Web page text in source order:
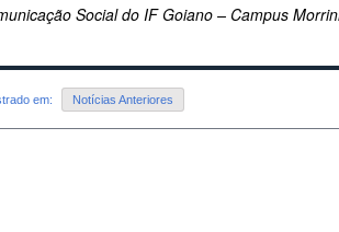
Social do IF Goiano – Campus
em: Notícias Anteriores